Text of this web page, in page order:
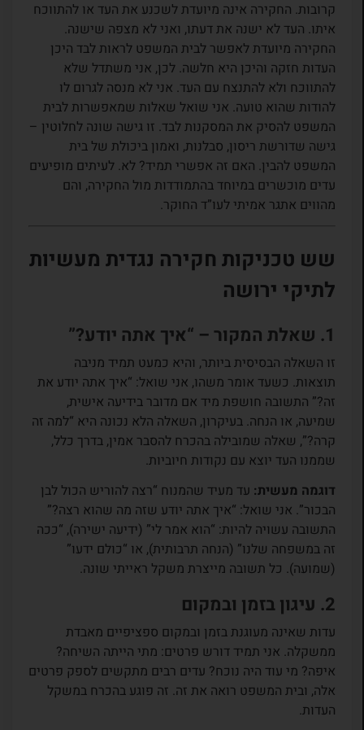
קרובות. החקירה אינה מיועדת לשכנע את העד או להתווכח
איתו. העד לא ישנה את דעתו, ואני לא מצפה שישנה.
החקירה מיועדת לאפשר לבית המשפט לראות לבד היכן
העדות חזקה והיכן היא חלשה. לכן, אני משתדל שלא
להתווכח ולא להתנצח עם העד. אני לא מנסה לגרום לו
להודות שהוא טועה. אני שואל שאלות שמאפשרות לבית
המשפט להסיק את המסקנות לבד. זו גישה שונה לחלוטין –
גישה שדורשת ריסון, סבלנות, ואמון ביכולת של בית
המשפט להבין. האם זה אפשרי תמיד? לא. לעיתים מופיעים
עדים מוכשרים במיוחד בהתמודדות מול החקירה, והם
מהווים אתגר אמיתי לעו”ד החוקר.
שש טכניקות חקירה נגדית מעשיות
לתיקי ירושה
1. שאלת המקור – “איך אתה יודע?”
זו השאלה הבסיסית ביותר, והיא כמעט תמיד מניבה
תוצאות. כשעד אומר משהו, אני שואל: “איך אתה יודע את
זה?” התשובה חושפת מיד אם מדובר בידיעה אישית,
שמיעה, או הנחה. בעיקרון, השאלה הלא נכונה היא “למה זה
קרה?”, שאלה שמובילה בהכרח להסבר אמין, בדרך כלל,
שממנו העד יוצא עם נקודות חיוביות.
דוגמה מעשית:עד מעיד שהמנוח “רצה להוריש הכול לבן
הבכור”. אני שואל: “איך אתה יודע שזה מה שהוא רצה?”
התשובה עשויה להיות: “הוא אמר לי” (ידיעה ישירה), “ככה
זה במשפחה שלנו” (הנחה תרבותית), או “כולם ידעו”
(שמועה). כל תשובה מייצרת משקל ראייתי שונה.
2. עיגון בזמן ובמקום
עדות שאינה מעוגנת בזמן ובמקום ספציפיים מאבדת
ממשקלה. אני תמיד דורש פרטים: מתי הייתה השיחה?
איפה? מי עוד היה נוכח? עדים רבים מתקשים לספק פרטים
אלה, ובית המשפט רואה את זה. זה פוגע בהכרח במשקל
העדות.